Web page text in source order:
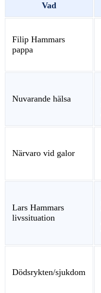
Vad
Filip Hammars
pappa
Nuvarande hälsa
Närvaro vid galor
Lars Hammars
livssituation
Dödsrykten/sjukdom